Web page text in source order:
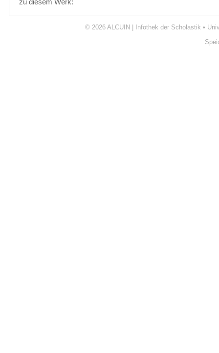
zu diesem Werk:
© 2026 ALCUIN | Infothek der Scholastik •